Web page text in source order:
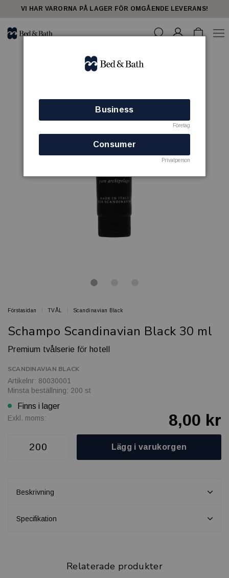
VI HAR VARORNA PÅ LAGER FÖR OMGÅENDE LEVERANS!
Förstasidan TVÅL Scandinavian Black
Schampo Scandinavian Black 30 ml
Premium tvålserie för hotell
SCANDINAVIAN BLACK
Artikelnr: 80030001
Minsta beställning: 200 st
Finns i lager
Exkl. moms: 8,00 kr
Lägg i varukorgen
Beskrivning
Specifikation
Relaterade produkter
Business
Företag
Consumer
Privatperson